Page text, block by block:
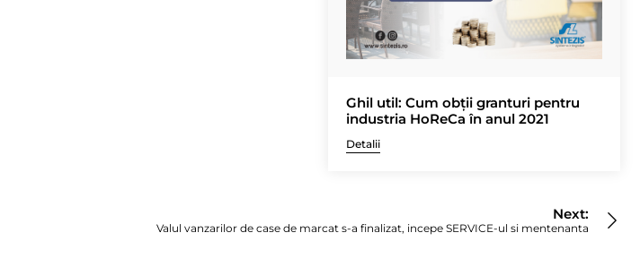
Ghil util: Cum obții granturi pentru
industria HoReCa în anul 2021
Detalii
Next:
Valul vanzarilor de case de marcat s-a finalizat, incepe SERVICE-ul si mentenanta